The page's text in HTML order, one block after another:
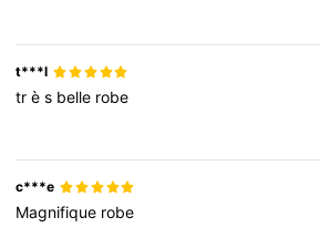
t***l
très belle robe
c***e
Magnifique robe